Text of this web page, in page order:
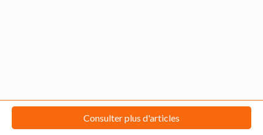
Consulter plus d'articles